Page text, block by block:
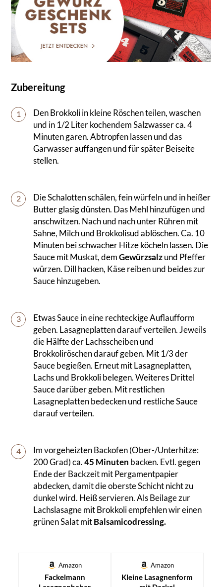
Zubereitung
1
Den Brokkoli in kleine Röschen teilen, waschen
und in 1/2 Liter kochendem Salzwasser ca. 4
Minuten garen. Abtropfen lassen und das
Garwasser auffangen und für später Beiseite
stellen.
2
Die Schalotten schälen, fein würfeln und in heißer
Butter glasig dünsten. Das Mehl hinzufügen und
anschwitzen. Nach und nach unter Rühren mit
Sahne, Milch und Brokkolisud ablöschen. Ca. 10
Minuten bei schwacher Hitze köcheln lassen. Die
Sauce mit Muskat, demGewürzsalzund Pfeffer
würzen. Dill hacken, Käse reiben und beides zur
Sauce hinzugeben.
3
Etwas Sauce in eine rechteckige Auflaufform
geben. Lasagneplatten darauf verteilen. Jeweils
die Hälfte der Lachsscheiben und
Brokkoliröschen darauf geben. Mit 1/3 der
Sauce begießen. Erneut mit Lasagneplatten,
Lachs und Brokkoli belegen. Weiteres Drittel
Sauce darüber geben. Mit restlichen
Lasagneplatten bedecken und restliche Sauce
darauf verteilen.
4
Im vorgeheizten Backofen (Ober-/Unterhitze:
200 Grad) ca.45 Minuten backen. Evtl. gegen
Ende der Backzeit mit Pergamentpapier
abdecken, damit die oberste Schicht nicht zu
dunkel wird. Heiß servieren. Als Beilage zur
Lachslasagne mit Brokkoli empfehlen wir einen
grünen Salat mitBalsamicodressing.
Amazon
Fackelmann
Amazon
Kleine Lasagnenform